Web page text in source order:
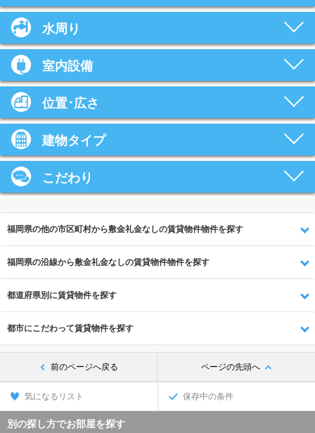
水周り
室内設備
位置･広さ
建物タイプ
こだわり
福岡県の他の市区町村から敷金礼金なしの賃貸物件物件を探す
福岡県の沿線から敷金礼金なしの賃貸物件物件を探す
都道府県別に賃貸物件を探す
都市にこだわって賃貸物件を探す
前のページへ戻る ページの先頭へ
気になるリスト 保存中の条件
別の探し方でお部屋を探す